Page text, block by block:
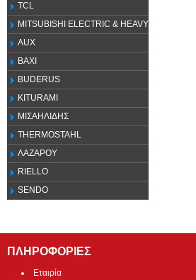
TCL
MITSUBISHI ELECTRIC & HEAVY
AUX
ΒΑΧΙ
BUDERUS
KITURAMI
ΜΙΣΑΗΛΙΔΗΣ
THERMOSTAHL
ΛΑΖΑΡΟΥ
RIELLO
SENDO
ΠΛΗΡΟΦΟΡΙΕΣ
Εταιρία